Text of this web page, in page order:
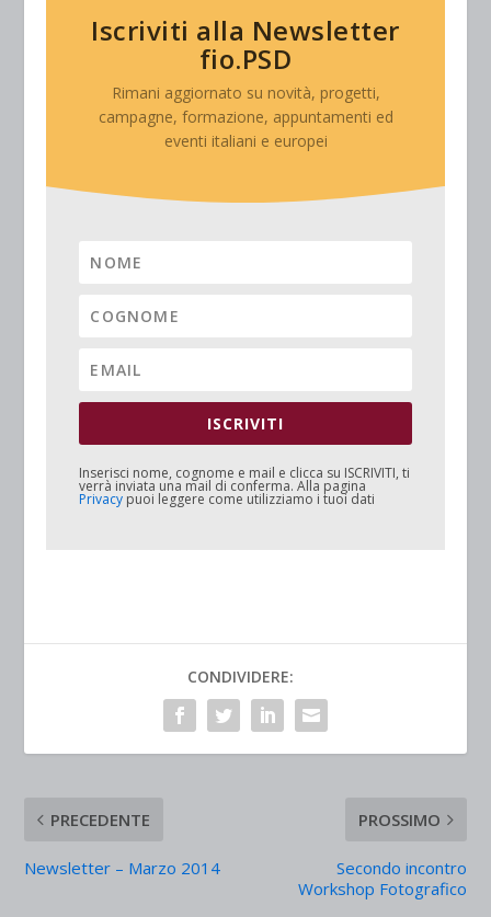
Iscriviti alla Newsletter
fio.PSD
Rimani aggiornato su novità, progetti,
campagne, formazione, appuntamenti ed
eventi italiani e europei
ISCRIVITI
Inserisci nome, cognome e mail e clicca su ISCRIVITI, ti
verrà inviata una mail di conferma. Alla pagina
Privacy puoi leggere come utilizziamo i tuoi dati
CONDIVIDERE:
PRECEDENTE
Newsletter – Marzo 2014
PROSSIMO
Secondo incontro
Workshop Fotografico